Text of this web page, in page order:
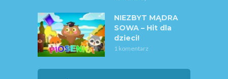
NIEZBYT MĄDRA
SOWA – Hit dla
dzieci!
1 komentarz